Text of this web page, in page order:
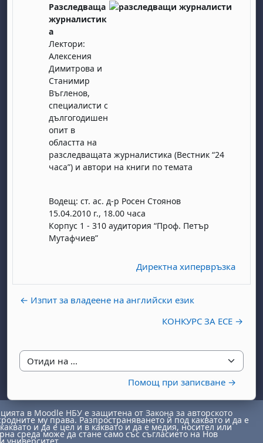
Разследваща
журналистик
а
Лектори:
Алексения
Димитрова и
Станимир
Въгленов,
специалисти с
дългогодишен
опит в
областта на
разследващата журналистика (Вестник “24
часа”) и автори на книги по темата
Водещ: ст. ас. д-р Росен Стоянов
15.04.2010 г., 18.00 часа
Корпус 1 - 310 аудитория “Проф. Петър
Мутафчиев”
Директна хипервръзка
← Изпит за владеене на английски език
КОНКУРС ЗА ЕСЕ →
Отиди на ...
Помощ при записване →
август
август8 август
неделя, 9 август
август
август
22 август
неделя, 23 август
август
август
29 август
неделя, 30 август
в Moodle НБУ е защитена от Закона за авторското
му права. Разпространяването й под каквато и да е
и да е цел и в каквато и да е медия, носител или
среда може да стане само със съгласието на Нов
университет.